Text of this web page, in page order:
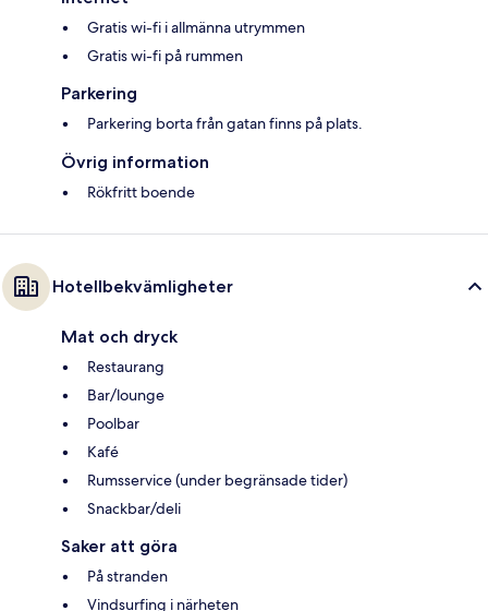
Gratis wi-fi i allmänna utrymmen
Gratis wi-fi på rummen
Parkering
Parkering borta från gatan finns på plats.
Övrig information
Rökfritt boende
Hotellbekvämligheter
Mat och dryck
Restaurang
Bar/lounge
Poolbar
Kafé
Rumsservice (under begränsade tider)
Snackbar/deli
Saker att göra
På stranden
Vindsurfing i närheten